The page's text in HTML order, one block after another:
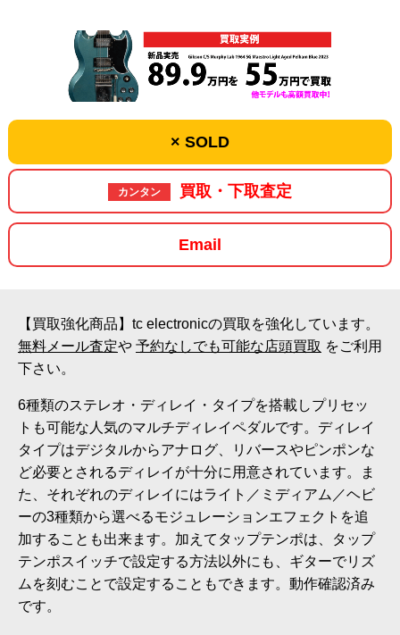
× SOLD
カンタン 買取・下取査定
Email
【買取強化商品】tc electronicの買取を強化しています。
無料メール査定や 予約なしでも可能な店頭買取 をご利用
下さい。
6種類のステレオ・ディレイ・タイプを搭載しプリセッ
トも可能な人気のマルチディレイペダルです。ディレイ
タイプはデジタルからアナログ、リバースやピンポンな
ど必要とされるディレイが十分に用意されています。ま
た、それぞれのディレイにはライト／ミディアム／ヘビ
ーの3種類から選べるモジュレーションエフェクトを追
加することも出来ます。加えてタップテンポは、タップ
テンポスイッチで設定する方法以外にも、ギターでリズ
ムを刻むことで設定することもできます。動作確認済み
です。